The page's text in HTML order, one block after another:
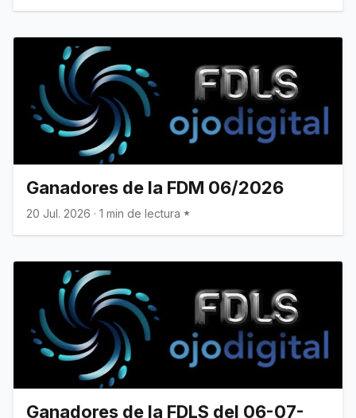
Ganadores de la FDM 06/2026
20 Jul. 2026 · 1 min de lectura
Ganadores de la FDLS del 06-07-